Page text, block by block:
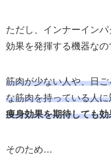
ただし、インナーイン
効果を発揮する機器なの
筋肉が少ない人や、日
な筋肉を持っている人に
痩身効果を期待しても
そのため…